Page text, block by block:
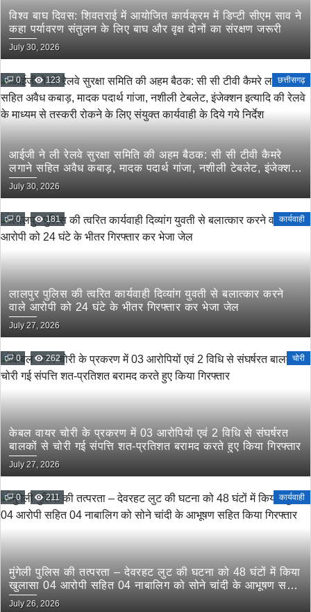
विश्व बाघ दिवस: शिवतराई में आयोजित कार्यक्रम में डिप्टी सीएम साव ने
कहा पर्यावरण संतुलन के लिए बाघ और वृक्ष दोनों का संरक्षण जरूरी
July 30, 2026
0 123 छत्तीसगढ़
आईजी ने ली रेलवे सुरक्षा समिति की अहम बैठक: सी सी टीवी कैमरे
लगाने सहित अवैध कबाड़, मादक पदार्थ गांजा, नशीली टेबलेट, इंजेक्शन
इत्यादि की रेलवे के माध्यम से तस्करी रोकने के लिए संयुक्त कार्यवाही
के दिये गये निर्देश
July 30, 2026
0 181 कार्यवाही
लालपुर पुलिस की त्वरित कार्यवाही दिव्यांग युवती से बलात्कार करने
वाले आरोपी को 24 घंटे के भीतर गिरफ्तार कर भेजा जेल
July 27, 2026
0 262 चोरी
केबल वायर चोरी के प्रकरण में 03 आरोपियों एवं 2 विधि से संघर्षरत
बालकों से चोरी गई संपत्ति शत-प्रतिशत बरामद करते हुए किया गिरफ्तार
July 27, 2026
0 211 कार्यवाही
मुंगेली पुलिस की तत्परता – देवरहट लुट की घटना को 48 घंटों में किया
खुलासा 04 आरोपी सहित 04 नाबालिग को सोने चांदी के आभूषण सहित
किया गिरफ्तार
July 26, 2026